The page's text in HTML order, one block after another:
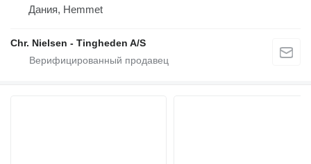
Дания, Hemmet
Chr. Nielsen - Tingheden A/S